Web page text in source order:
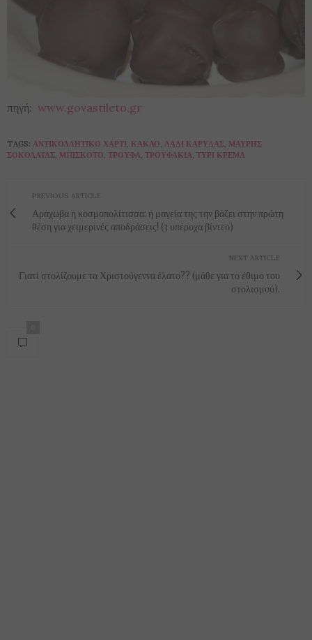
πηγή: www.govastileto.gr
TAGS: ΑΝΤΙΚΟΛΛΗΤΙΚΌ ΧΑΡΤΊ, ΚΑΚΆΟ, ΛΆΔΙ ΚΑΡΎΔΑΣ, ΜΑΎΡΗΣ
ΣΟΚΟΛΆΤΑΣ, ΜΠΙΣΚΌΤΟ, ΤΡΟΎΦΑ, ΤΡΟΥΦΆΚΙΑ, ΤΥΡΊ ΚΡΈΜΑ
PREVIOUS ARTICLE
Αράχωβα η κοσμοπολίτισσα: η μαγεία της την βάζει στην πρώτη
θέση για χειμερινές αποδράσεις! (3 υπέροχα βίντεο)
NEXT ARTICLE
Γιατί στολίζουμε τα Χριστούγεννα έλατο?? (μάθε για το έθιμο του
στολισμού).